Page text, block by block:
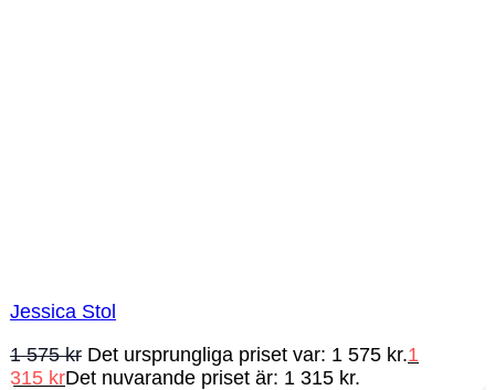
Jessica Stol
1 575kr Det ursprungliga priset var: 1 575 kr.1
315 krDet nuvarande priset är: 1 315 kr.